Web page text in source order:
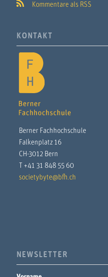
Kommentare als RSS
KONTAKT
Berner Fachhochschule
Falkenplatz 16
CH-3012 Bern
T +41 31 848 55 60
societybyte@bfh.ch
NEWSLETTER